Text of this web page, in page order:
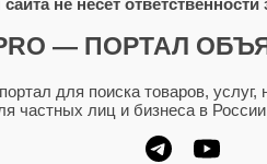
— ПОРТАЛ
для поиска товаров,
частных лиц и бизнеса в